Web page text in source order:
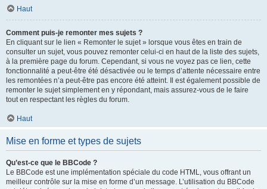
Haut
Comment puis-je remonter mes sujets ?
En cliquant sur le lien « Remonter le sujet » lorsque vous êtes en train de
consulter un sujet, vous pouvez remonter celui-ci en haut de la liste des sujets,
à la première page du forum. Cependant, si vous ne voyez pas ce lien, cette
fonctionnalité a peut-être été désactivée ou le temps d’attente nécessaire entre
les remontées n’a peut-être pas encore été atteint. Il est également possible de
remonter le sujet simplement en y répondant, mais assurez-vous de le faire
tout en respectant les règles du forum.
Haut
Mise en forme et types de sujets
Qu’est-ce que le BBCode ?
Le BBCode est une implémentation spéciale du code HTML, vous offrant un
meilleur contrôle sur la mise en forme d’un message. L’utilisation du BBCode